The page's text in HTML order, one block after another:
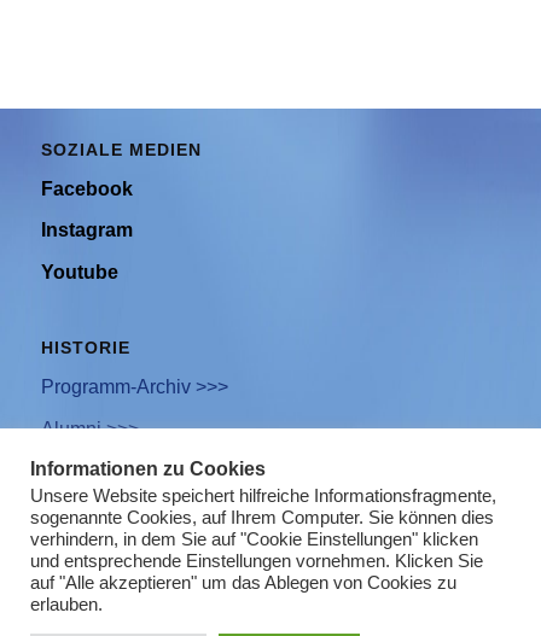
SOZIALE MEDIEN
Facebook
Instagram
Youtube
HISTORIE
Programm-Archiv >>>
Alumni >>>
Newsletter Anmeldung
Impressum
Datenschutz
Informationen zu Cookies
Unsere Website speichert hilfreiche Informationsfragmente,
sogenannte Cookies, auf Ihrem Computer. Sie können dies
verhindern, in dem Sie auf "Cookie Einstellungen" klicken
und entsprechende Einstellungen vornehmen. Klicken Sie
auf "Alle akzeptieren" um das Ablegen von Cookies zu
erlauben.